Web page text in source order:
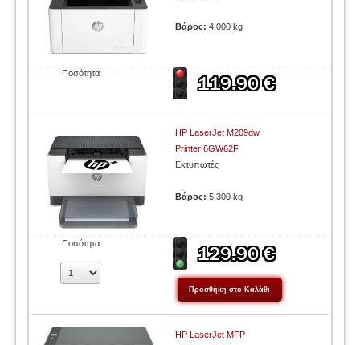
Βάρος:4.000 kg
Ποσότητα
HP LaserJet M209dw
Printer 6GW62F
Εκτυπωτές
Βάρος:5.300 kg
Ποσότητα
HP LaserJet MFP